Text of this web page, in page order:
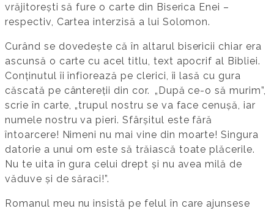
vrăjitorești să fure o carte din Biserica Enei –
respectiv, Cartea interzisă a lui Solomon.
Curând se dovedește că în altarul bisericii chiar era
ascunsă o carte cu acel titlu, text apocrif al Bibliei.
Conținutul îi înfiorează pe clerici, îi lasă cu gura
căscată pe cântereții din cor. „După ce-o să murim”,
scrie în carte, „trupul nostru se va face cenușă, iar
numele nostru va pieri. Sfârșitul este fără
întoarcere! Nimeni nu mai vine din moarte! Singura
datorie a unui om este să trăiască toate plăcerile.
Nu te uita în gura celui drept și nu avea milă de
văduve și de săraci!”.
Romanul meu nu insistă pe felul în care ajunsese